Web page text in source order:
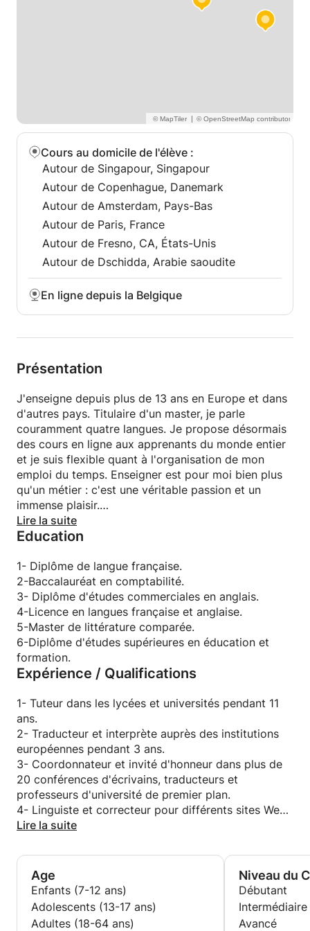
Réservez votre premier cours dès aujourd'hui !
Ma méthode vous guidera étape par étape pour
atteindre votre objectif ! Je suis dynamique, facile à
Mes élèves ont amélioré leurs notes de 40 %. Vous
pouvez consulter les témoignages sur mon profil.
De plus, je peux vous aider en matière de traduction
et de relecture.
J'effectue également un suivi individuel de votre
style de travail, notamment en ce qui concerne la
compréhension des consignes et le planning de
travail. Si vous avez besoin d'un coup de main, je
suis là pour vous écouter.
|
Cours au domicile de l'élève :
Autour de Singapour, Singapour
Autour de Copenhague, Danemark
Autour de Amsterdam, Pays-Bas
Autour de Paris, France
Autour de Fresno, CA, États-Unis
Autour de Dschidda, Arabie saoudite
En ligne depuis la Belgique
Présentation
J'enseigne depuis plus de 13 ans en Europe et dans
d'autres pays. Titulaire d'un master, je parle
couramment quatre langues. Je propose désormais
des cours en ligne aux apprenants du monde entier
et je suis flexible quant à l'organisation de mon
emploi du temps. Enseigner est pour moi bien plus
qu'un métier : c'est une véritable passion et un
immense plaisir.
Donc:
Les étudiants universitaires et scolaires sont
Apprendre une nouvelle langue peut ouvrir des
portes supplémentaires pour votre cheminement de
carrière.
Je suis heureux de mettre mon expérience à votre
service et de répondre à vos questions.
Je peux vous guider pour atteindre votre objectif.
Cours privés à prix compétitifs.
Tout âge ou niveau est le bienvenu.
d'étudiants et avoir une formation en éducation des
adultes.
Patience et interaction avec les idées et les
questions des apprenants.
Connaissance suffisante du système éducatif local
et international.
Expérience avec une éducation et des missions
scientifiques de haute qualité.
communication/hautement adaptable/discipliné et
professionnel/amical.
Je mets à votre disposition du matériel et des
ressources pour apprendre rapidement.
Lire la suite
Education
1- Diplôme de langue française.
2-Baccalauréat en comptabilité.
3- Diplôme d'études commerciales en anglais.
4-Licence en langues française et anglaise.
5-Master de littérature comparée.
6-Diplôme d'études supérieures en éducation et
formation.
Expérience / Qualifications
1- Tuteur dans les lycées et universités pendant 11
ans.
2- Traducteur et interprète auprès des institutions
européennes pendant 3 ans.
3- Coordonnateur et invité d'honneur dans plus de
20 conférences d'écrivains, traducteurs et
professeurs d'université de premier plan.
4- Linguiste et correcteur pour différents sites Web
et maisons d'édition.
des pays francophones et anglophones.
6 - Tuteur privé pour groupes et individuels de
plusieurs horizons depuis 15 ans.
Lire la suite
Age
Enfants (7-12 ans)
Adolescents (13-17 ans)
Adultes (18-64 ans)
Niveau du
Débutant
Intermédiaire
Avancé